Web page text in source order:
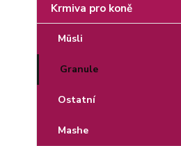
Krmiva pro koně
Müsli
Granule
Ostatní
Mashe